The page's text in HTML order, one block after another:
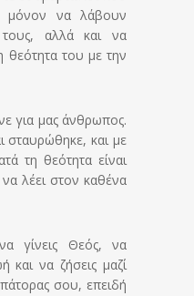
μόνον να λάβουν
αλλά και να
θεότητα του με την
για μας άνθρωπος.
σταυρώθηκε, και με
τη θεότητα είναι
λέει στον καθένα
γίνεις Θεός, να
και να ζήσεις μαζί
σου, επειδή